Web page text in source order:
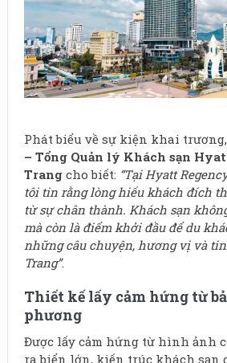
Phát biểu về sự kiện khai trương,
– Tổng Quản lý Khách sạn
Trang cho biết: “Tại Hyatt
tôi tin rằng lòng hiếu khách đích
từ sự chân thành. Khách sạn
mà còn là điểm khởi đầu để du
những câu chuyện, hương vị và
Trang”.
Thiết kế lấy cảm hứng từ
phương
Được lấy cảm hứng từ hình ảnh
ra biển lớn, kiến trúc khách sạn